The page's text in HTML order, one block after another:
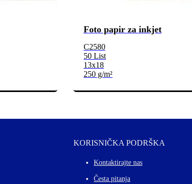
Foto papir za inkjet
C2580
50 List
13x18
250 g/m²
KORISNIČKA PODRŠKA
Kontaktirajte nas
Česta pitanja